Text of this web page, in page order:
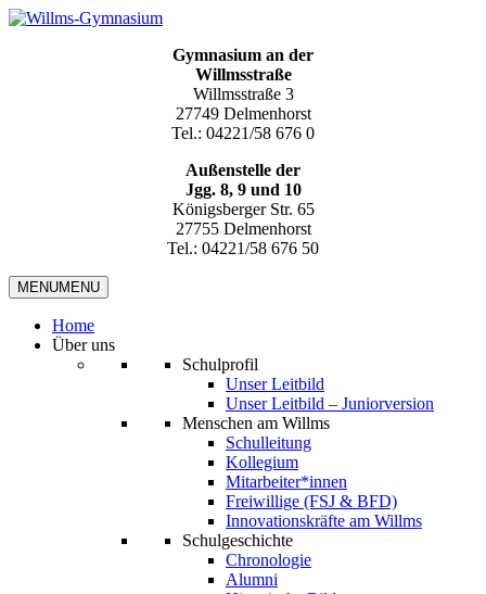
Gymnasium an der
Willmsstraße
Willmsstraße 3
27749 Delmenhorst
Tel.: 04221/58 676 0
Außenstelle der
Jgg. 8, 9 und 10
Königsberger Str. 65
27755 Delmenhorst
Tel.: 04221/58 676 50
MENUMENU
Home
Über uns
Schulprofil
Unser Leitbild
Unser Leitbild – Juniorversion
Menschen am Willms
Schulleitung
Kollegium
Mitarbeiter*innen
Freiwillige (FSJ & BFD)
Innovationskräfte am Willms
Schulgeschichte
Chronologie
Alumni